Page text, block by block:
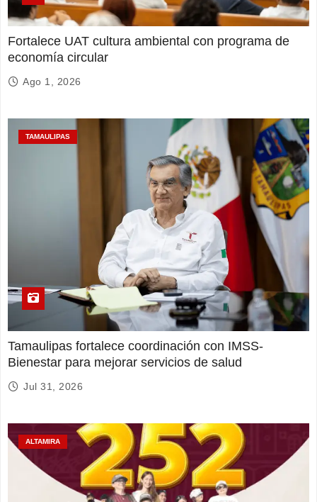
Fortalece UAT cultura ambiental con programa de
economía circular
Ago 1, 2026
TAMAULIPAS
Tamaulipas fortalece coordinación con IMSS-
Bienestar para mejorar servicios de salud
Jul 31, 2026
ALTAMIRA